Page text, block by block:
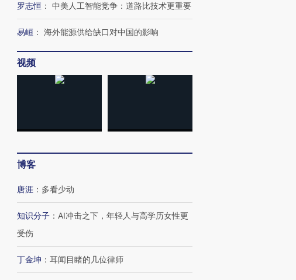
罗志恒 ： 中美人工智能竞争：道路比技术更重要
易峘 ： 海外能源供给缺口对中国的影响
视频
博客
唐涯 ： 多看少动
知识分子 ： AI冲击之下，年轻人与高学历女性更
受伤
丁金坤 ： 耳闻目睹的几位律师